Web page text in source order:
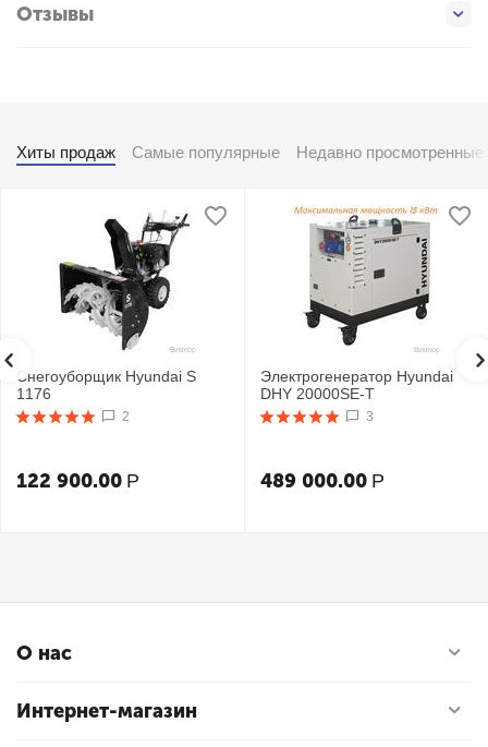
Отзывы
Хиты продаж Самые популярные Недавно просмотренные
Снегоуборщик Hyundai S
1176
2
122 900.00 Р
Электрогенератор Hyundai
DHY 20000SE-T
3
489 000.00 Р
О нас
Интернет-магазин